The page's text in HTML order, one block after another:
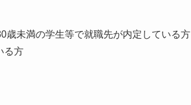
歳未満の学生等で就職先が内定している方
る方